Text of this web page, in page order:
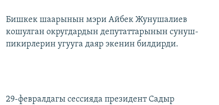
Бишкек шаарынын мэри Айбек Жунушалиев
кошулган округдардын депутаттарынын сунуш-
пикирлерин угууга даяр экенин билдирди.
29-февралдагы сессияда президент Садыр